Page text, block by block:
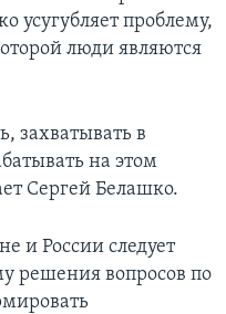
усугубляет проблему,
люди являются
захватывать в
на этом
Сергей Белашко.
и России следует
решения вопросов по